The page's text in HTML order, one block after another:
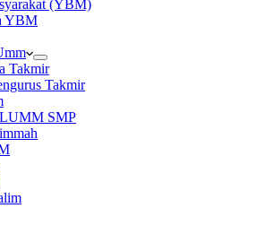
(YBM)
YBM
Takmir
Takmir
SMP